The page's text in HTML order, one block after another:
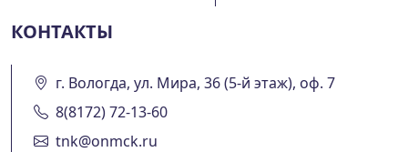
КОНТАКТЫ
г. Вологда, ул. Мира, 36 (5-й этаж), оф. 7
8(8172) 72-13-60
tnk@onmck.ru